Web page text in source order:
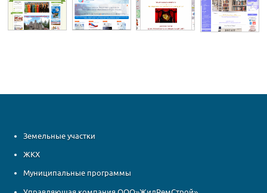
Земельные участки
ЖКХ
Муниципальные программы